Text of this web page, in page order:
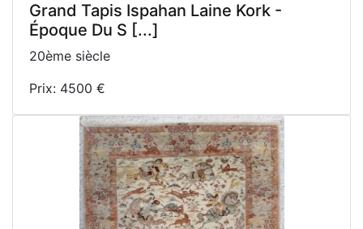
Grand Tapis Ispahan Laine Kork -
Époque Du S [...]
20ème siècle
Prix: 4500 €